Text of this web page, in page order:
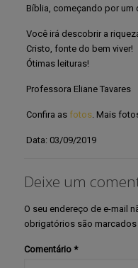
Bíblia, começando por um
Você irá descobrir a
Cristo, fonte do bem viver!
Ótimas leituras!
Professora Eliane Tavares
Confira as fotos. Mais
Data: 03/09/2019
Deixe um
O seu endereço de e-mail
obrigatórios são marcados
Comentário *